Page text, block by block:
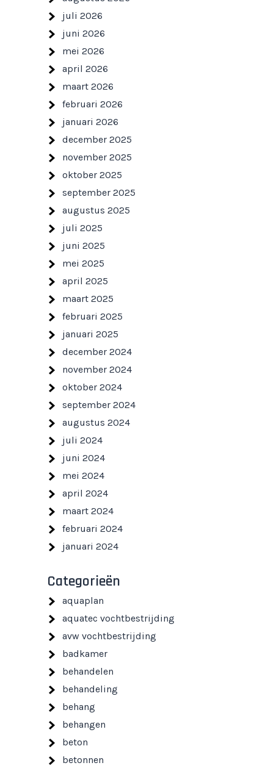
juli 2026
juni 2026
mei 2026
april 2026
maart 2026
februari 2026
januari 2026
december 2025
november 2025
oktober 2025
september 2025
augustus 2025
juli 2025
juni 2025
mei 2025
april 2025
maart 2025
februari 2025
januari 2025
december 2024
november 2024
oktober 2024
september 2024
augustus 2024
juli 2024
juni 2024
mei 2024
april 2024
maart 2024
februari 2024
januari 2024
Categorieën
aquaplan
aquatec vochtbestrijding
avw vochtbestrijding
badkamer
behandelen
behandeling
behang
behangen
beton
betonnen